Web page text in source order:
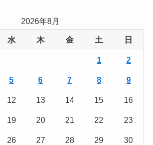
2026年8月
水 木 金 土 日
1 2
5 6 7 8 9
12 13 14 15 16
19 20 21 22 23
26 27 28 29 30